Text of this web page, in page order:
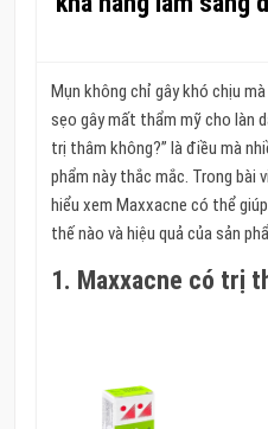
Mụn không chỉ gây khó chịu
sẹo gây mất thẩm mỹ cho làn
trị thâm không?” là điều mà
phẩm này thắc mắc. Trong bài
hiểu xem Maxxacne có thể
thế nào và hiệu quả của sản
1. Maxxacne có trị